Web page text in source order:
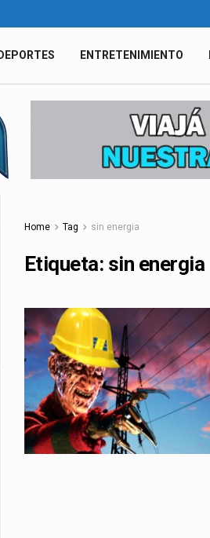
ENTRETENIMIENTO
Home Tag sin energia
Etiqueta: sin energia